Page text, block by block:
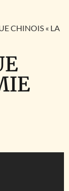
CHINOIS « LA